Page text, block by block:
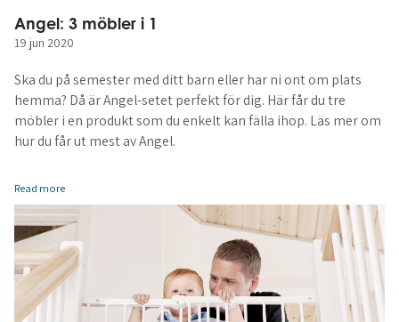
Angel: 3 möbler i 1
19 jun 2020
Ska du på semester med ditt barn eller har ni ont om plats
hemma? Då är Angel-setet perfekt för dig. Här får du tre
möbler i en produkt som du enkelt kan fälla ihop. Läs mer om
hur du får ut mest av Angel.
Read more